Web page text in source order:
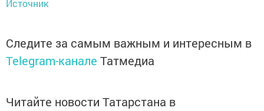
Источник
Следите за самым важным и интересным в
Telegram-канале Татмедиа
Читайте новости Татарстана в